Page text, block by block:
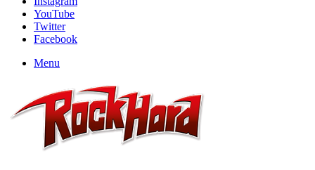
YouTube
Twitter
Facebook
Menu